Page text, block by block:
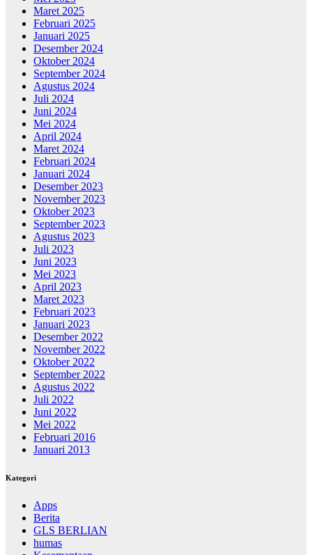
Maret 2025
Februari 2025
Januari 2025
Desember 2024
Oktober 2024
September 2024
Agustus 2024
Juli 2024
Juni 2024
Mei 2024
April 2024
Maret 2024
Februari 2024
Januari 2024
Desember 2023
November 2023
Oktober 2023
September 2023
Agustus 2023
Juli 2023
Juni 2023
Mei 2023
April 2023
Maret 2023
Februari 2023
Januari 2023
Desember 2022
November 2022
Oktober 2022
September 2022
Agustus 2022
Juli 2022
Juni 2022
Mei 2022
Februari 2016
Januari 2013
Kategori
Apps
Berita
GLS BERLIAN
humas